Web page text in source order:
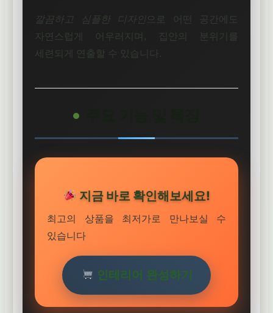
깔끔하고 심플한 디자인으로 어떤 공간에도
자연스럽게 어우러지며, 집안의 분위기를
세련되게 연출할 수 있습니다.
지금 바로 확인해보세요!
최고의 상품을 최저가로 만나보실 수
있습니다
인테리어 완성하기